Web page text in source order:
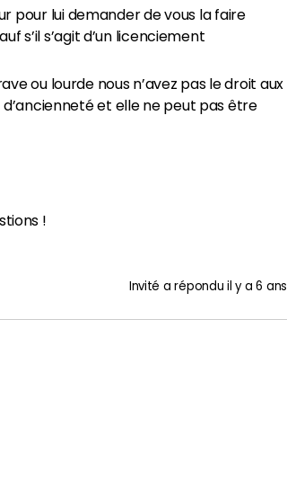
pour lui demander de vous la faire
s’il s’agit d’un licenciement
ou lourde nous n’avez pas le droit aux
d’ancienneté et elle ne peut pas être
!
Invité a réponduil y a 6 ans